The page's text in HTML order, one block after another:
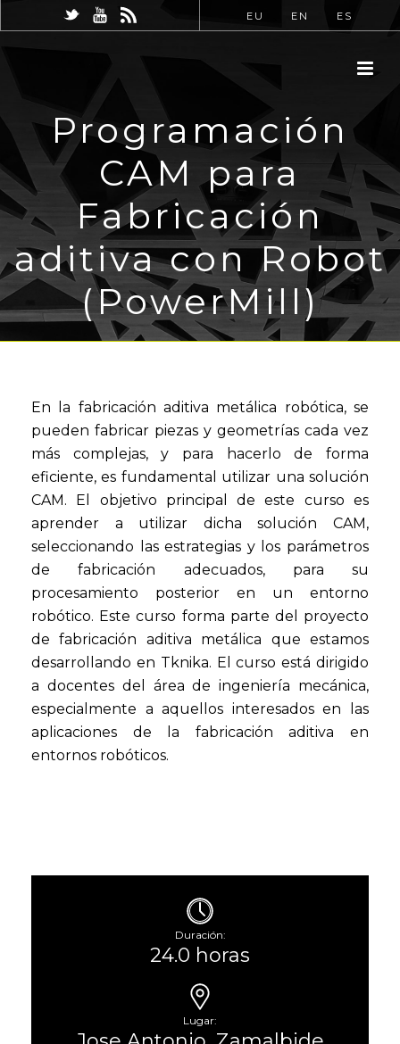
EU EN ES
Programación
CAM para
Fabricación
aditiva con Robot
(PowerMill)
En la fabricación aditiva metálica robótica, se
pueden fabricar piezas y geometrías cada vez
más complejas, y para hacerlo de forma
eficiente, es fundamental utilizar una solución
CAM. El objetivo principal de este curso es
aprender a utilizar dicha solución CAM,
seleccionando las estrategias y los parámetros
de fabricación adecuados, para su
procesamiento posterior en un entorno
robótico. Este curso forma parte del proyecto
de fabricación aditiva metálica que estamos
desarrollando en Tknika. El curso está dirigido
a docentes del área de ingeniería mecánica,
especialmente a aquellos interesados ​​en las
aplicaciones de la fabricación aditiva en
entornos robóticos.
Duración:
24.0 horas
Lugar: